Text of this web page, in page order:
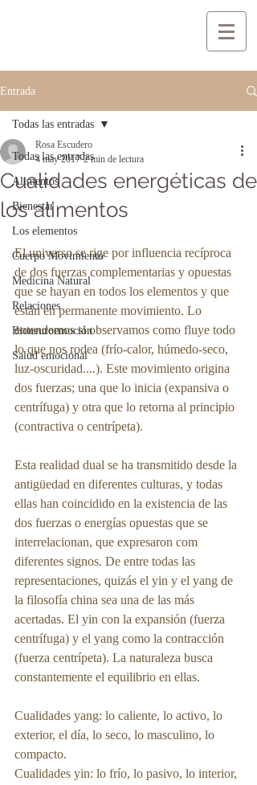
Entrada
Todas las entradas
Alimentos
Bienestar
Los elementos
Cuerpo Movimiento
Medicina Natural
Relaciones
Bioneuroemoción
Salud emocional
Todas las entradas
Cualidades energéticas de
los alimentos
Rosa Escudero
4 may 2017 2 min de lectura
El universo se rige por influencia recíproca
de dos fuerzas complementarias y opuestas
que se hayan en todos los elementos y que
están en permanente movimiento. Lo
entendemos si observamos como fluye todo
lo que nos rodea (frío-calor, húmedo-seco,
luz-oscuridad....). Este movimiento origina
dos fuerzas; una que lo inicia (expansiva o
centrífuga) y otra que lo retorna al principio
(contractiva o centrípeta).
Esta realidad dual se ha transmitido desde la
antigüedad en diferentes culturas, y todas
ellas han coincidido en la existencia de las
dos fuerzas o energías opuestas que se
interrelacionan, que expresaron com
diferentes signos. De entre todas las
representaciones, quizás el yin y el yang de
la filosofía china sea una de las más
acertadas. El yin con la expansión (fuerza
centrífuga) y el yang como la contracción
(fuerza centrípeta). La naturaleza busca
constantemente el equilibrio en ellas.
Cualidades yang: lo caliente, lo activo, lo
exterior, el día, lo seco, lo masculino, lo
compacto.
Cualidades yin: lo frío, lo pasivo, lo interior,